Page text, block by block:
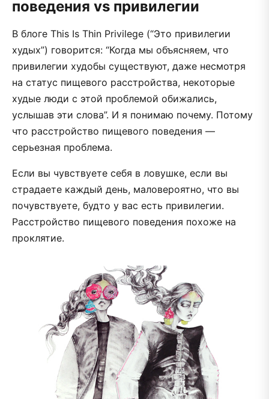
поведения vs привилегии
В блоге This Is Thin Privilege (“Это привилегии
худых”) говорится: “Когда мы объясняем, что
привилегии худобы существуют, даже несмотря
на статус пищевого расстройства, некоторые
худые люди с этой проблемой обижались,
услышав эти слова”. И я понимаю почему. Потому
что расстройство пищевого поведения —
серьезная проблема.
Если вы чувствуете себя в ловушке, если вы
страдаете каждый день, маловероятно, что вы
почувствуете, будто у вас есть привилегии.
Расстройство пищевого поведения похоже на
проклятие.